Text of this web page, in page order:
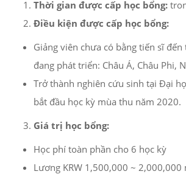
Thời gian được cấp học bổng:
Điều kiện được cấp học bổng:
Giảng viên chưa có bằng tiến sĩ đến
đang phát triển: Châu Á, Châu Phi,
Trở thành nghiên cứu sinh tại Đại
bắt đầu học kỳ mùa thu năm 2020.
Giá trị học bổng:
Học phí toàn phần cho 6 học kỳ
Lương KRW 1,500,000 ~